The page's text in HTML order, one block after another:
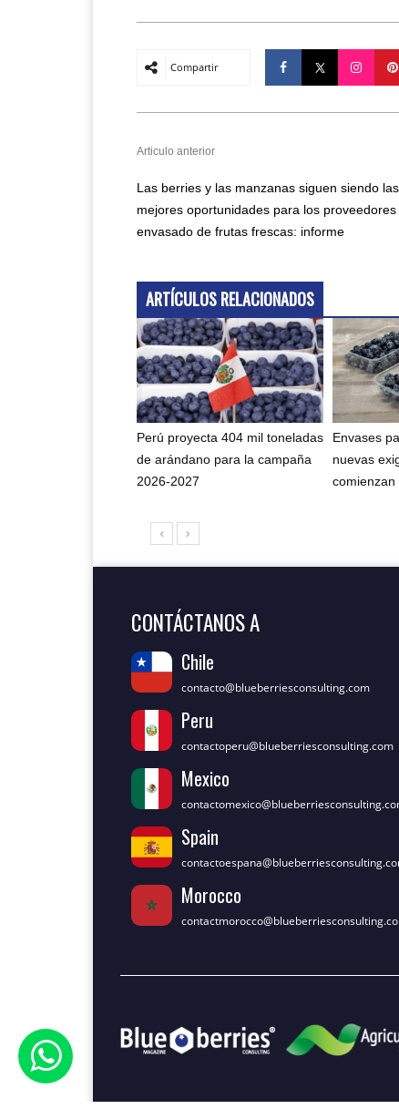
Compartir
Articulo anterior
Las berries y las manzanas siguen siendo las
mejores oportunidades para los proveedores
envasado de frutas frescas: informe
ARTÍCULOS RELACIONADOS
Perú proyecta 404 mil toneladas
de arándano para la campaña
2026-2027
Envases
nuevas
comienzan
CONTÁCTANOS A
Chile
contacto@blueberriesconsulting.com
Peru
contactoperu@blueberriesconsulting.com
Mexico
Spain
Morocco